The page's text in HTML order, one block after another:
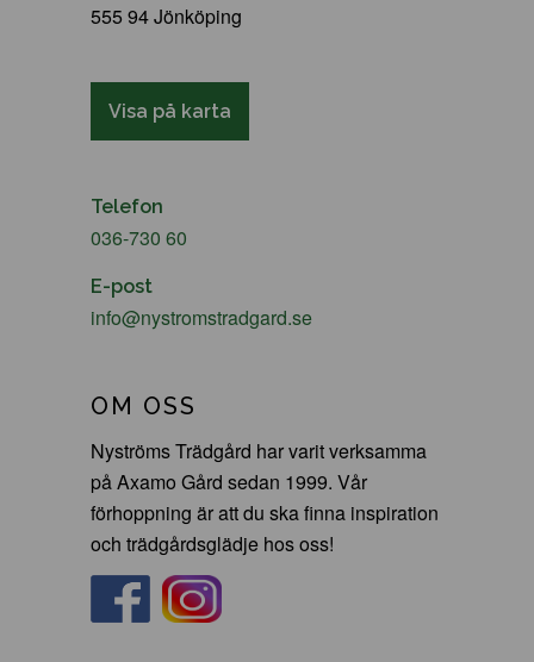
555 94 Jönköping
Visa på karta
Telefon
036-730 60
E-post
info@nystromstradgard.se
OM OSS
Nyströms Trädgård har varit verksamma
på Axamo Gård sedan 1999. Vår
förhoppning är att du ska finna inspiration
och trädgårdsglädje hos oss!